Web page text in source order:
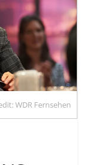
WDR Fernsehen